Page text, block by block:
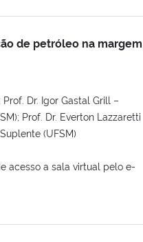
de petróleo na margem
Dr. Igor Gastal Grill –
Prof. Dr. Everton Lazzaretti
(UFSM)
acesso a sala virtual pelo e-